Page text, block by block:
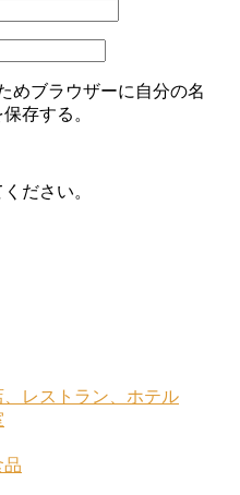
めブラウザーに自分の名
存する。
ださい。
レストラン、ホテル
品